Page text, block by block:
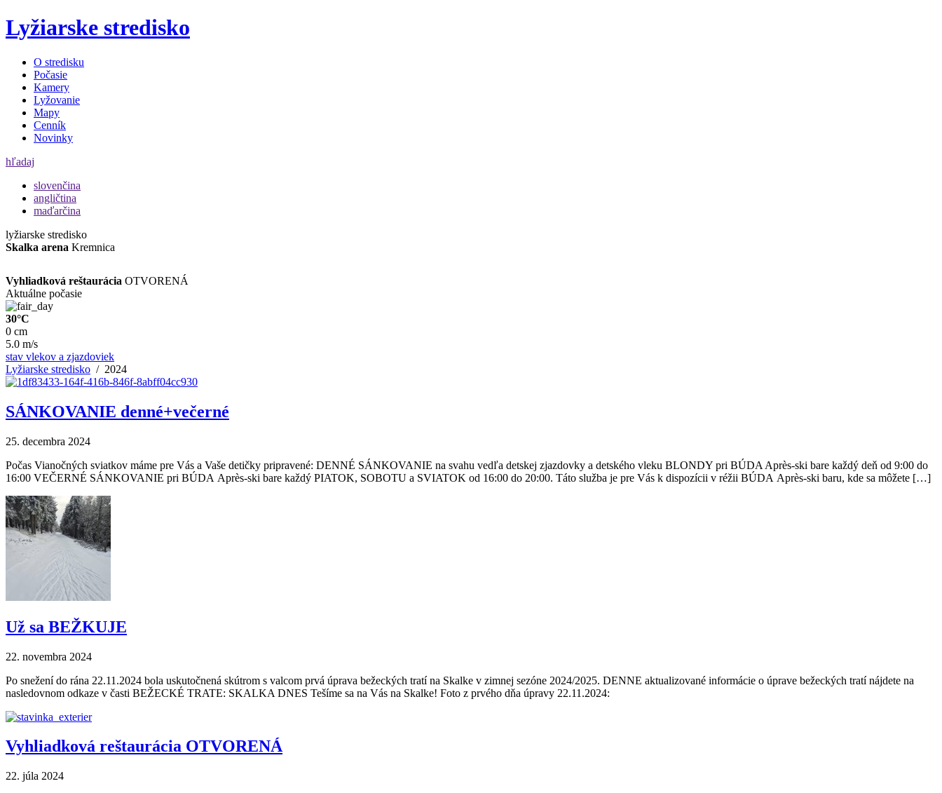
Lyžiarske stredisko
O stredisku
Počasie
Kamery
Lyžovanie
Mapy
Cenník
Novinky
hľadaj
slovenčina
angličtina
maďarčina
lyžiarske stredisko
Skalka arena Kremnica
Vyhliadková reštaurácia OTVORENÁ
Aktuálne počasie
30°C
0 cm
5.0 m/s
stav vlekov a zjazdoviek
Lyžiarske stredisko / 2024
SÁNKOVANIE denné+večerné
25. decembra 2024
Počas Vianočných sviatkov máme pre Vás a Vaše detičky pripravené: DENNÉ SÁNKOVANIE na svahu vedľa detskej zjazdovky a detského vleku BLONDY pri BÚDA Après-ski bare každý deň od 9:00 do
16:00 VEČERNÉ SÁNKOVANIE pri BÚDA Après-ski bare každý PIATOK, SOBOTU a SVIATOK od 16:00 do 20:00. Táto služba je pre Vás k dispozícii v réžii BÚDA Après-ski baru, kde sa môžete […]
Už sa BEŽKUJE
22. novembra 2024
Po snežení do rána 22.11.2024 bola uskutočnená skútrom s valcom prvá úprava bežeckých tratí na Skalke v zimnej sezóne 2024/2025. DENNE aktualizované informácie o úprave bežeckých tratí nájdete na
nasledovnom odkaze v časti BEŽECKÉ TRATE: SKALKA DNES Tešíme sa na Vás na Skalke! Foto z prvého dňa úpravy 22.11.2024:
Vyhliadková reštaurácia OTVORENÁ
22. júla 2024